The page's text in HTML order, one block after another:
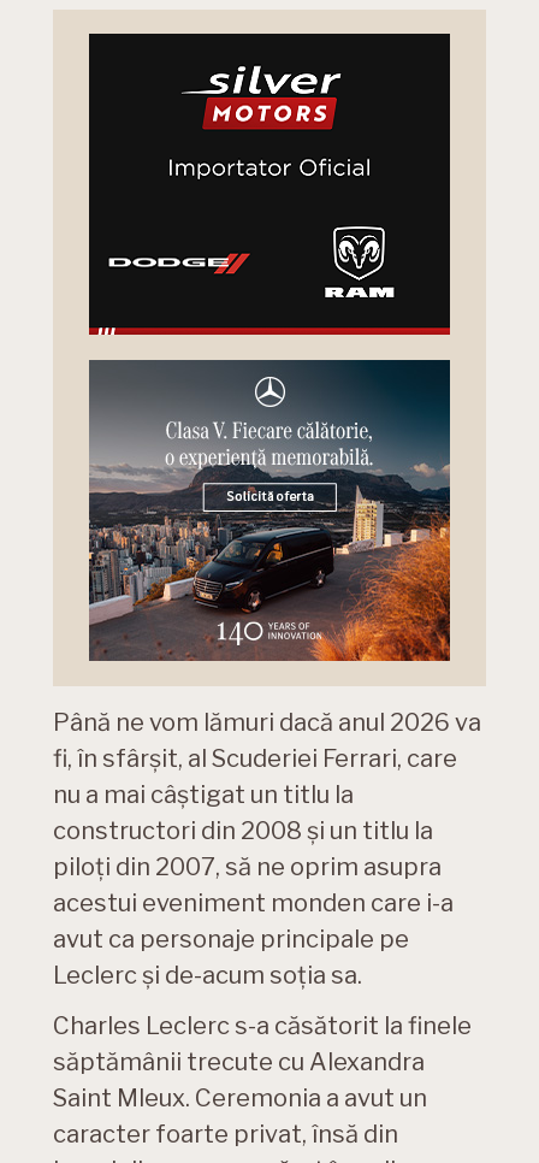
Până ne vom lămuri dacă anul 2026 va
fi, în sfârșit, al Scuderiei Ferrari, care
nu a mai câștigat un titlu la
constructori din 2008 și un titlu la
piloți din 2007, să ne oprim asupra
acestui eveniment monden care i-a
avut ca personaje principale pe
Leclerc și de-acum soția sa.
Charles Leclerc s-a căsătorit la finele
săptămânii trecute cu Alexandra
Saint Mleux. Ceremonia a avut un
caracter foarte privat, însă din